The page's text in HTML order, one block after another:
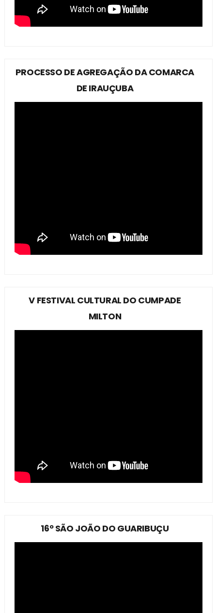
PROCESSO DE AGREGAÇÃO DA COMARCA
DE IRAUÇUBA
V FESTIVAL CULTURAL DO CUMPADE
MILTON
16º SÃO JOÃO DO GUARIBUÇU